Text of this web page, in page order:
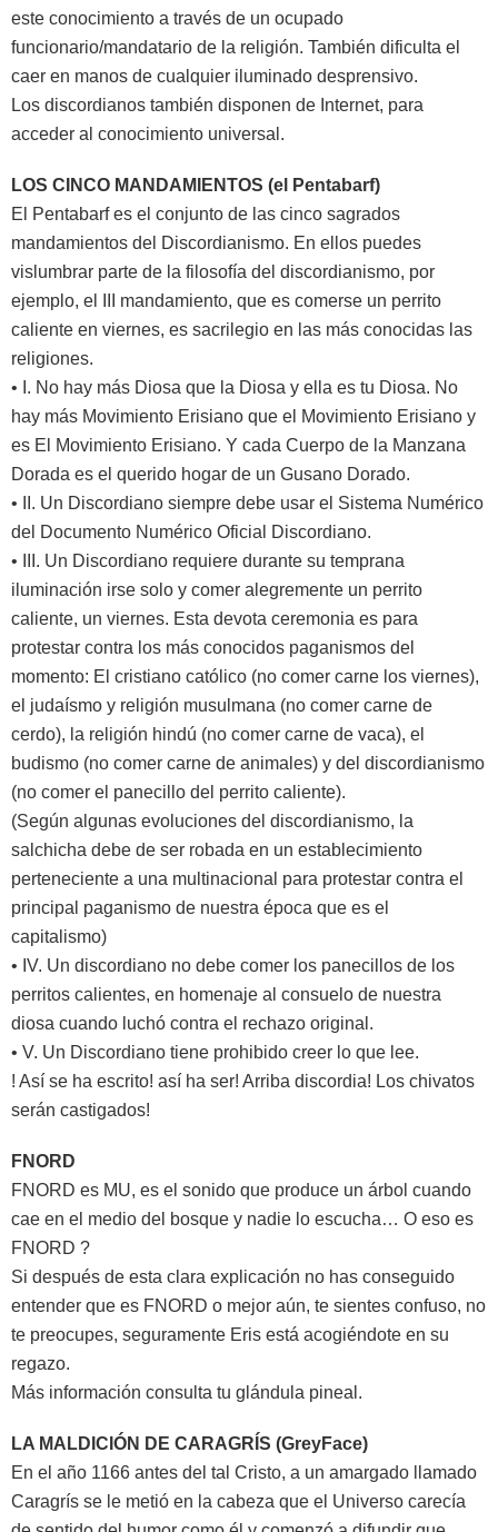
este conocimiento a través de un ocupado
funcionario/mandatario de la religión. También dificulta el
caer en manos de cualquier iluminado desprensivo.
Los discordianos también disponen de Internet, para
acceder al conocimiento universal.
LOS CINCO MANDAMIENTOS (el Pentabarf)
El Pentabarf es el conjunto de las cinco sagrados
mandamientos del Discordianismo. En ellos puedes
vislumbrar parte de la filosofía del discordianismo, por
ejemplo, el III mandamiento, que es comerse un perrito
caliente en viernes, es sacrilegio en las más conocidas las
religiones.
• I. No hay más Diosa que la Diosa y ella es tu Diosa. No
hay más Movimiento Erisiano que el Movimiento Erisiano y
es El Movimiento Erisiano. Y cada Cuerpo de la Manzana
Dorada es el querido hogar de un Gusano Dorado.
• II. Un Discordiano siempre debe usar el Sistema Numérico
del Documento Numérico Oficial Discordiano.
• III. Un Discordiano requiere durante su temprana
iluminación irse solo y comer alegremente un perrito
caliente, un viernes. Esta devota ceremonia es para
protestar contra los más conocidos paganismos del
momento: El cristiano católico (no comer carne los viernes),
el judaísmo y religión musulmana (no comer carne de
cerdo), la religión hindú (no comer carne de vaca), el
budismo (no comer carne de animales) y del discordianismo
(no comer el panecillo del perrito caliente).
(Según algunas evoluciones del discordianismo, la
salchicha debe de ser robada en un establecimiento
perteneciente a una multinacional para protestar contra el
principal paganismo de nuestra época que es el
capitalismo)
• IV. Un discordiano no debe comer los panecillos de los
perritos calientes, en homenaje al consuelo de nuestra
diosa cuando luchó contra el rechazo original.
• V. Un Discordiano tiene prohibido creer lo que lee.
! Así se ha escrito! así ha ser! Arriba discordia! Los chivatos
serán castigados!
FNORD
FNORD es MU, es el sonido que produce un árbol cuando
cae en el medio del bosque y nadie lo escucha… O eso es
FNORD ?
Si después de esta clara explicación no has conseguido
entender que es FNORD o mejor aún, te sientes confuso, no
te preocupes, seguramente Eris está acogiéndote en su
regazo.
Más información consulta tu glándula pineal.
LA MALDICIÓN DE CARAGRÍS (GreyFace)
En el año 1166 antes del tal Cristo, a un amargado llamado
Caragrís se le metió en la cabeza que el Universo carecía